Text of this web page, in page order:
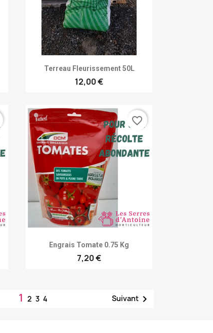
Achat rapide
Terreau Fleurissement 50L
12,00 €
Achat rapide
Engrais Tomate 0.75 Kg
7,20 €
favorite_border
1234 Suivant